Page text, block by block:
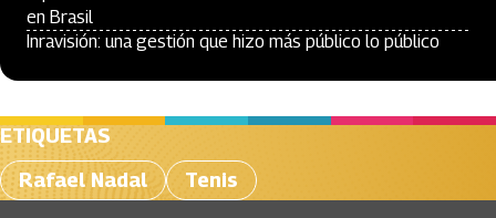
en Brasil
Inravisión: una gestión que hizo más público lo público
ETIQUETAS
Rafael Nadal
Tenis